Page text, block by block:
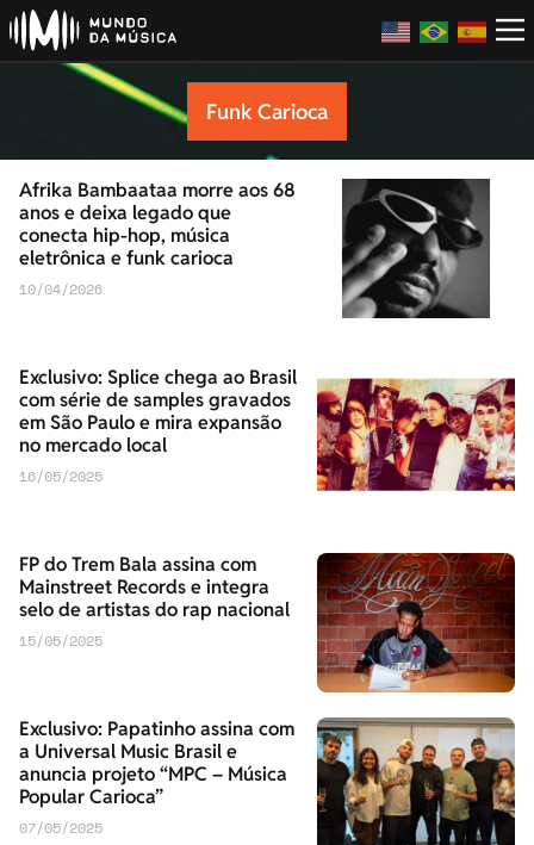
Funk Carioca
Afrika Bambaataa morre aos 68
anos e deixa legado que
conecta hip-hop, música
eletrônica e funk carioca
10/04/2026
Exclusivo: Splice chega ao Brasil
com série de samples gravados
em São Paulo e mira expansão
no mercado local
16/05/2025
FP do Trem Bala assina com
Mainstreet Records e integra
selo de artistas do rap nacional
15/05/2025
Exclusivo: Papatinho assina com
a Universal Music Brasil e
anuncia projeto “MPC – Música
Popular Carioca”
07/05/2025